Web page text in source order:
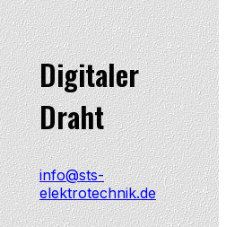
Digitaler
Draht
info@sts-
elektrotechnik.de